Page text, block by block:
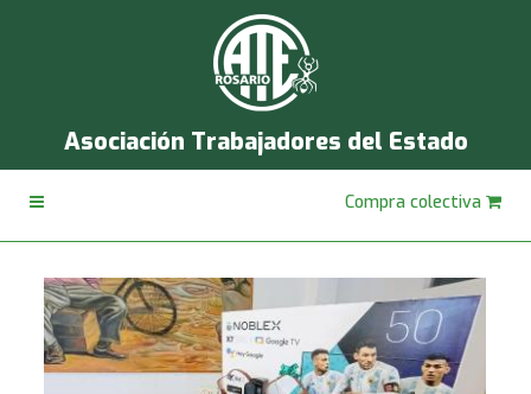
Asociación Trabajadores del Estado
Compra colectiva